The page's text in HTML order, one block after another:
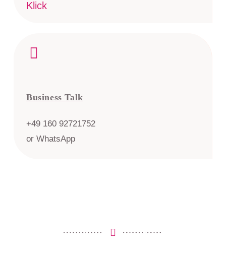
Klick
Business Talk
+49 160 92721752
or WhatsApp